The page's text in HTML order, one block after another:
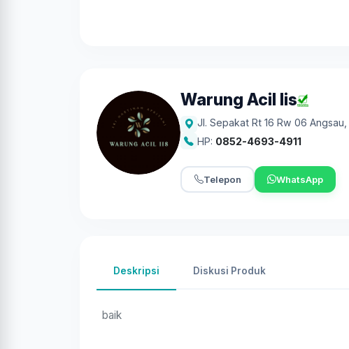
Warung Acil Iis
Jl. Sepakat Rt 16 Rw 06 Angsau
HP: 0852-4693-4911
Telepon WhatsApp
Deskripsi Diskusi Produk
baik